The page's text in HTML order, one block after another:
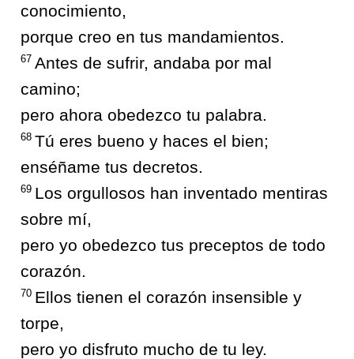
conocimiento,
porque creo en tus mandamientos.
67 Antes de sufrir, andaba por mal
camino;
pero ahora obedezco tu palabra.
68 Tú eres bueno y haces el bien;
enséñame tus decretos.
69 Los orgullosos han inventado mentiras
sobre mí,
pero yo obedezco tus preceptos de todo
corazón.
70 Ellos tienen el corazón insensible y
torpe,
pero yo disfruto mucho de tu ley.